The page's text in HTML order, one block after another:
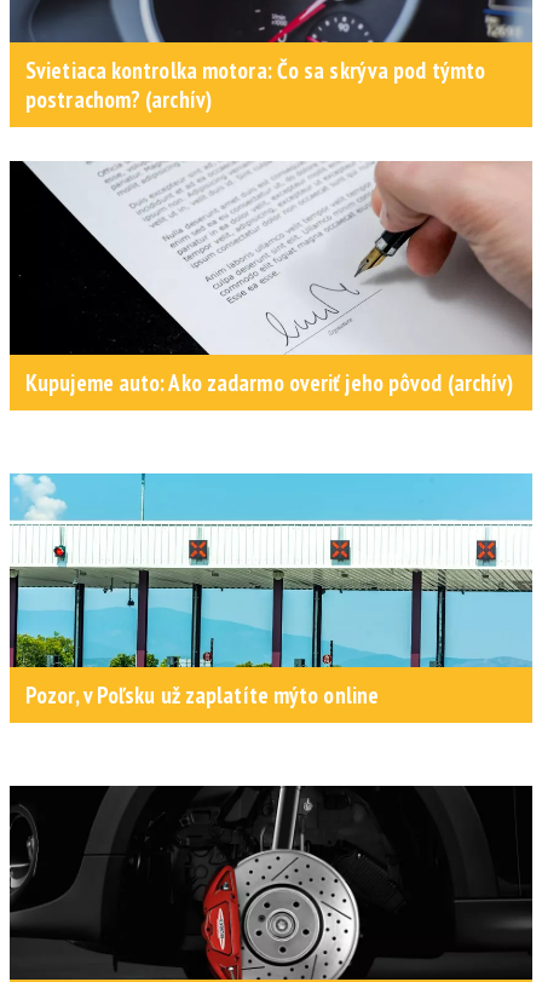
Svietiaca kontrolka motora: Čo sa skrýva pod týmto
postrachom? (archív)
Kupujeme auto: Ako zadarmo overiť jeho pôvod (archív)
Pozor, v Poľsku už zaplatíte mýto online